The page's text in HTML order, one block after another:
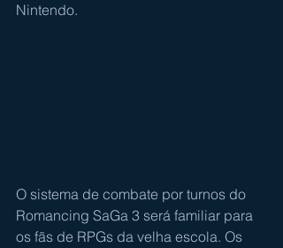
Nintendo.
O sistema de combate por turnos do
Romancing SaGa 3 será familiar para
os fãs de RPGs da velha escola. Os